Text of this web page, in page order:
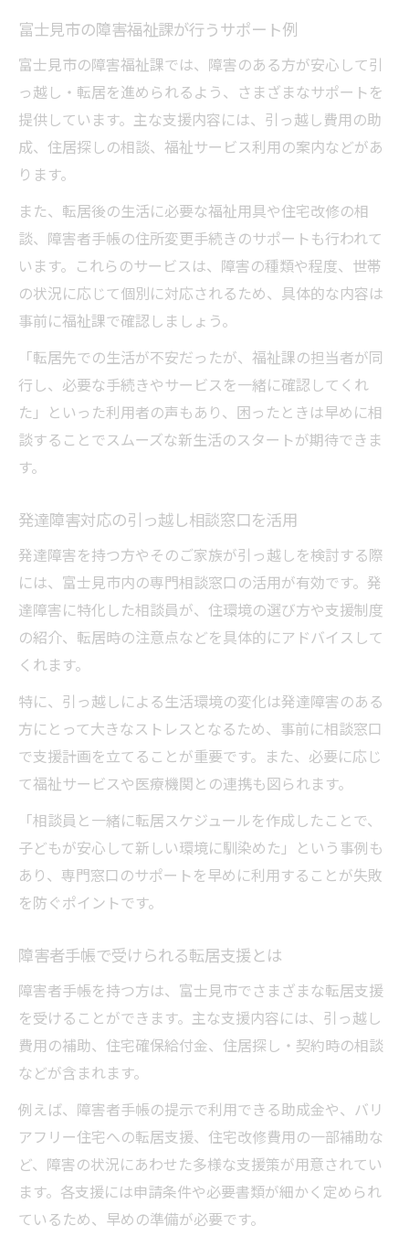
富士見市の障害福祉課が行うサポート例
富士見市の障害福祉課では、障害のある方が安心して引
っ越し・転居を進められるよう、さまざまなサポートを
提供しています。主な支援内容には、引っ越し費用の助
成、住居探しの相談、福祉サービス利用の案内などがあ
ります。
また、転居後の生活に必要な福祉用具や住宅改修の相
談、障害者手帳の住所変更手続きのサポートも行われて
います。これらのサービスは、障害の種類や程度、世帯
の状況に応じて個別に対応されるため、具体的な内容は
事前に福祉課で確認しましょう。
「転居先での生活が不安だったが、福祉課の担当者が同
行し、必要な手続きやサービスを一緒に確認してくれ
た」といった利用者の声もあり、困ったときは早めに相
談することでスムーズな新生活のスタートが期待できま
す。
発達障害対応の引っ越し相談窓口を活用
発達障害を持つ方やそのご家族が引っ越しを検討する際
には、富士見市内の専門相談窓口の活用が有効です。発
達障害に特化した相談員が、住環境の選び方や支援制度
の紹介、転居時の注意点などを具体的にアドバイスして
くれます。
特に、引っ越しによる生活環境の変化は発達障害のある
方にとって大きなストレスとなるため、事前に相談窓口
で支援計画を立てることが重要です。また、必要に応じ
て福祉サービスや医療機関との連携も図られます。
「相談員と一緒に転居スケジュールを作成したことで、
子どもが安心して新しい環境に馴染めた」という事例も
あり、専門窓口のサポートを早めに利用することが失敗
を防ぐポイントです。
障害者手帳で受けられる転居支援とは
障害者手帳を持つ方は、富士見市でさまざまな転居支援
を受けることができます。主な支援内容には、引っ越し
費用の補助、住宅確保給付金、住居探し・契約時の相談
などが含まれます。
例えば、障害者手帳の提示で利用できる助成金や、バリ
アフリー住宅への転居支援、住宅改修費用の一部補助な
ど、障害の状況にあわせた多様な支援策が用意されてい
ます。各支援には申請条件や必要書類が細かく定められ
ているため、早めの準備が必要です。